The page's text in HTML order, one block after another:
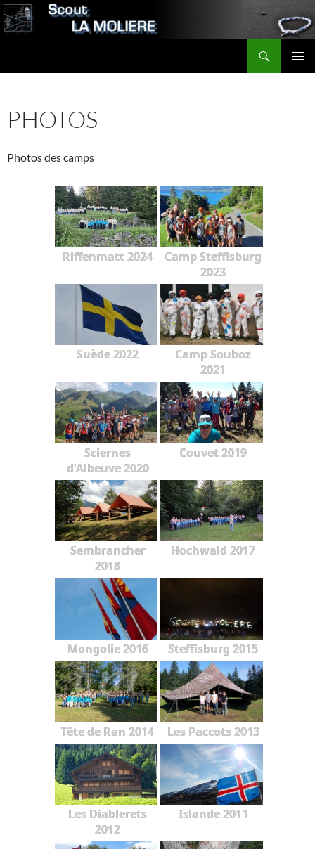
Aller
au
PHOTOS
Photos des camps
Riffenmatt 2024
Camp Steffisburg
2023
Suède 2022
Camp Souboz
2021
Sciernes
d'Albeuve 2020
Couvet 2019
Sembrancher
2018
Hochwald 2017
Mongolie 2016 Steffisburg 2015
Tête de Ran 2014 Les Paccots 2013
Les Diablerets
2012
Islande 2011